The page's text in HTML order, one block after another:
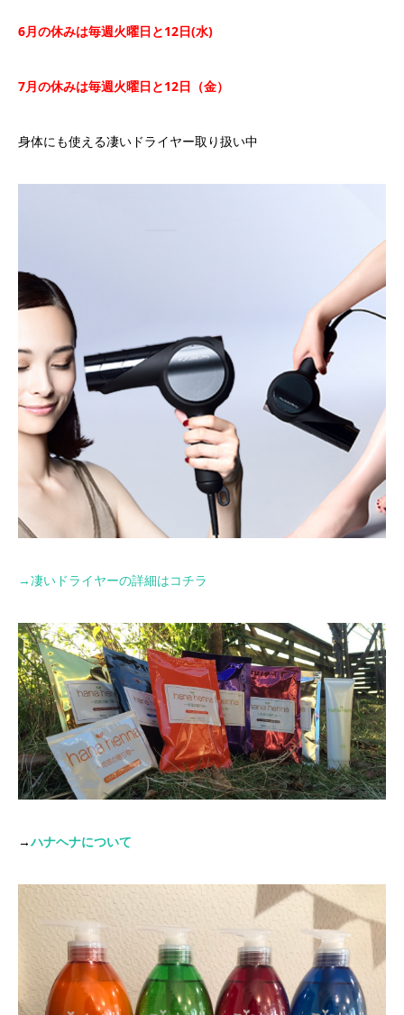
6月の休みは毎週火曜日と12日(水)
7月の休みは毎週火曜日と12日（金）
身体にも使える凄いドライヤー取り扱い中
→凄いドライヤーの詳細はコチラ
→ハナヘナについて